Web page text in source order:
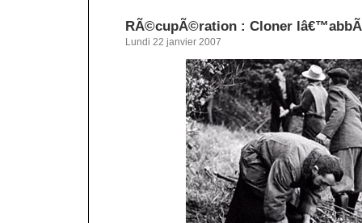
RÃ©cupÃ©ration : Cloner
Lundi 22 janvier 2007